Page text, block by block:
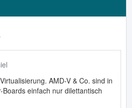
AMD-V & Co. sind in
einfach nur dilettantisch